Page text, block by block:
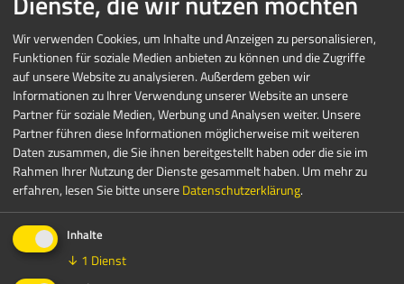
Wir verwenden Cookies, um Inhalte und Anzeigen zu personalisieren,
Funktionen für soziale Medien anbieten zu können und die Zugriffe
auf unsere Website zu analysieren. Außerdem geben wir
Informationen zu Ihrer Verwendung unserer Website an unsere
Partner für soziale Medien, Werbung und Analysen weiter. Unsere
Partner führen diese Informationen möglicherweise mit weiteren
Daten zusammen, die Sie ihnen bereitgestellt haben oder die sie im
Rahmen Ihrer Nutzung der Dienste gesammelt haben. Um mehr zu
erfahren, lesen Sie bitte unsereDatenschutzerklärung.
Inhalte
↓ 1 Dienst